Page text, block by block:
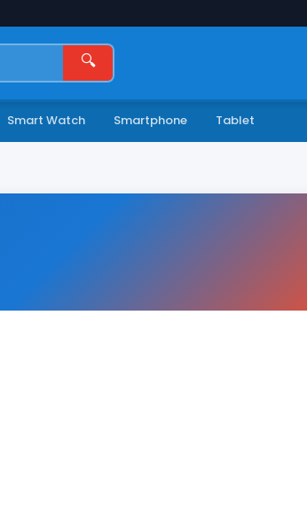
🔍
Smart Watch Smartphone Tablet